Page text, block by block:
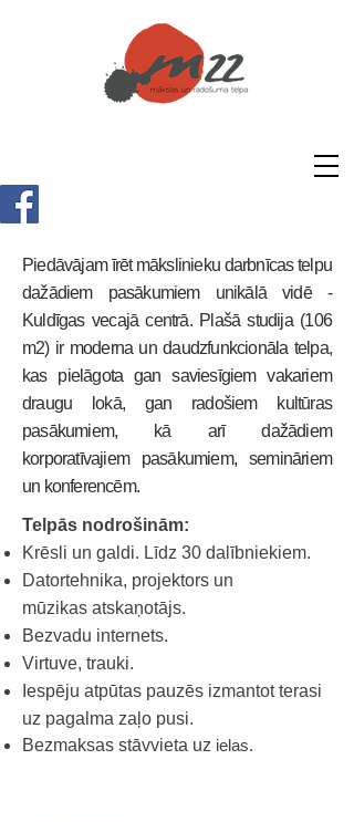
Piedāvājam īrēt mākslinieku darbnīcas telpu
dažādiem pasākumiem unikālā vidē -
Kuldīgas vecajā centrā. Plašā studija (106
m2) ir moderna un daudzfunkcionāla telpa,
kas pielāgota gan saviesīgiem vakariem
draugu lokā, gan radošiem kultūras
pasākumiem, kā arī dažādiem
korporatīvajiem pasākumiem, semināriem
un konferencēm.
Telpās nodrošinām:
Krēsli un galdi. Līdz 30 dalībniekiem.
Datortehnika, projektors un
mūzikas atskaņotājs.
Bezvadu internets.
Virtuve, trauki.
Iespēju atpūtas pauzēs izmantot terasi
uz pagalma zaļo pusi.
Bezmaksas stāvvieta uz ielas.